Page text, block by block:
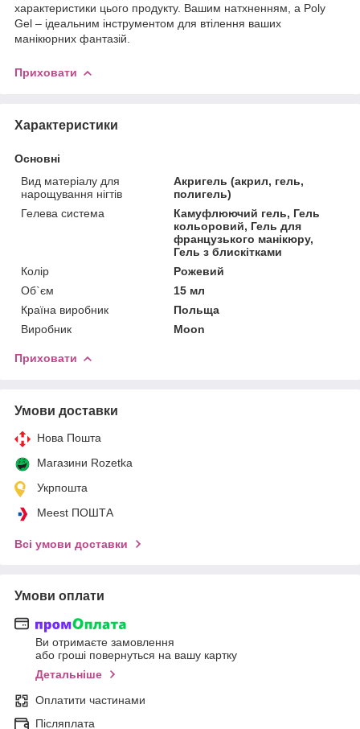
характеристики цього продукту. Вашим натхненням, а Poly
Gel – ідеальним інструментом для втілення ваших
манікюрних фантазій.
Приховати
Характеристики
Основні
Вид матеріалу для
нарощування нігтів
Акригель (акрил, гель,
полигель)
Гелева система
Камуфлюючий гель, Гель
кольоровий, Гель для
французького манікюру,
Гель з блискітками
Колір
Рожевий
Об`єм
15 мл
Країна виробник
Польща
Виробник
Moon
Приховати
Умови доставки
Нова Пошта
Магазини Rozetka
Укрпошта
Meest ПОШТА
Всі умови доставки
Умови оплати
Ви отримаєте замовлення
або гроші повернуться на вашу картку
Детальніше
Оплатити частинами
Післяплата